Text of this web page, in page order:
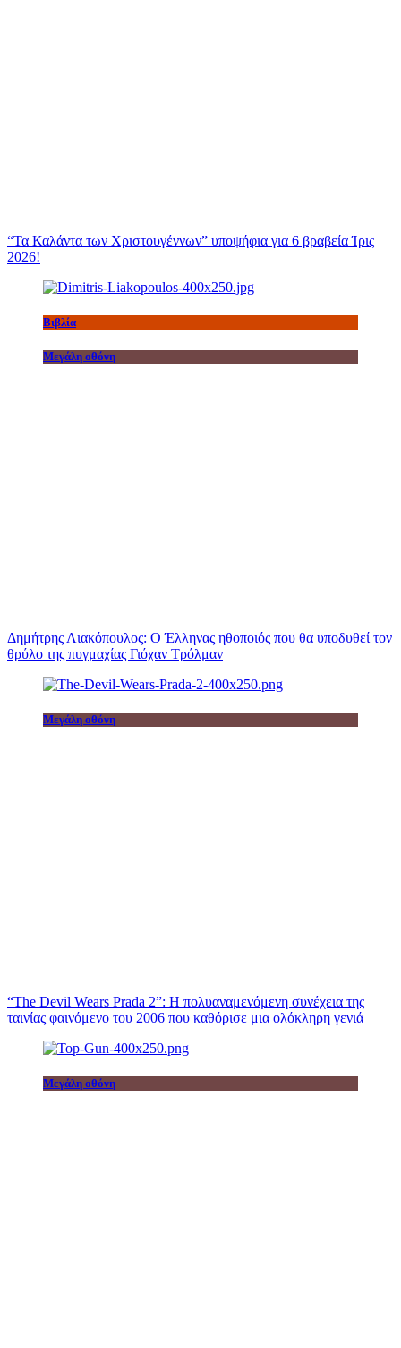
“Τα Καλάντα των Χριστουγέννων” υποψήφια για 6 βραβεία Ίρις
2026!
Βιβλία
Μεγάλη οθόνη
Δημήτρης Λιακόπουλος: Ο Έλληνας ηθοποιός που θα υποδυθεί τον
θρύλο της πυγμαχίας Γιόχαν Τρόλμαν
Μεγάλη οθόνη
“The Devil Wears Prada 2”: Η πολυαναμενόμενη συνέχεια της
ταινίας φαινόμενο του 2006 που καθόρισε μια ολόκληρη γενιά
Μεγάλη οθόνη